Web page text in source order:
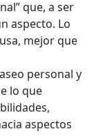
que, a ser
aspecto. Lo
mejor que
personal y
lo que
aspectos